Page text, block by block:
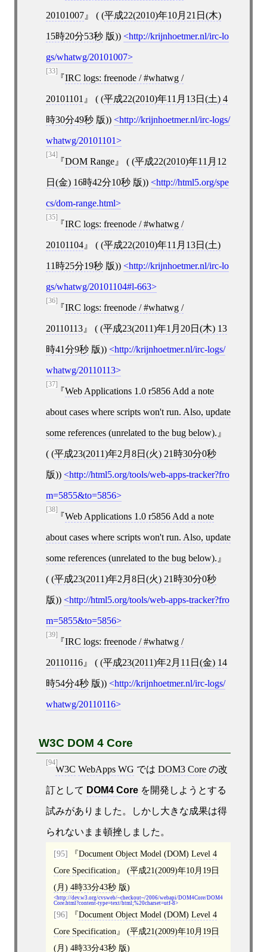
20101007 ( (平成22(2010)年10月21日(木)
15時20分53秒版)) http://krijnhoetmer.nl/irc-lo
gs/whatwg/20101007
[33]
IRC logs: freenode / #whatwg /
20101101 ( (平成22(2010)年11月13日(土) 4
時30分49秒版)) http://krijnhoetmer.nl/irc-logs/
whatwg/20101101
[34]
DOM Range ( (平成22(2010)年11月12
日(金) 16時42分10秒版)) http://html5.org/spe
cs/dom-range.html
[35]
IRC logs: freenode / #whatwg /
20101104 ( (平成22(2010)年11月13日(土)
11時25分19秒版)) http://krijnhoetmer.nl/irc-lo
gs/whatwg/20101104#l-663
[36]
IRC logs: freenode / #whatwg /
20110113 ( (平成23(2011)年1月20日(木) 13
時41分9秒版)) http://krijnhoetmer.nl/irc-logs/
whatwg/20110113
[37]
Web Applications 1.0 r5856 Add a note
about cases where scripts won't run. Also, update
some references (unrelated to the bug below).
( (平成23(2011)年2月8日(火) 21時30分0秒
版)) http://html5.org/tools/web-apps-tracker?fro
m=5855&to=5856
[38]
Web Applications 1.0 r5856 Add a note
about cases where scripts won't run. Also, update
some references (unrelated to the bug below).
( (平成23(2011)年2月8日(火) 21時30分0秒
版)) http://html5.org/tools/web-apps-tracker?fro
m=5855&to=5856
[39]
IRC logs: freenode / #whatwg /
20110116 ( (平成23(2011)年2月11日(金) 14
時54分4秒版)) http://krijnhoetmer.nl/irc-logs/
whatwg/20110116
W3C DOM 4 Core
[94]
W3C WebApps WG では DOM3 Coreの改
訂として DOM4 Coreを開発しようとする
試みがありました。しかし大きな成果は得
られないまま頓挫しました。
[95]
Document Object Model (DOM) Level 4
Core Specification
(平成21(2009)年10月19日
(月) 4時33分43秒版)
http://dev.w3.org/cvsweb/~checkout~/2006/webapi/DOM4Core/DOM4
Core.html?content-type=text/html;%20charset=utf-8
[96]
Document Object Model (DOM) Level 4
Core Specification
(平成21(2009)年10月19日
(月) 4時33分43秒版)